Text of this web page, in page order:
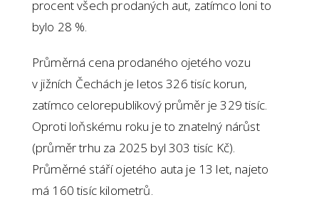
procent všech prodaných aut, zatímco loni to
bylo 28 %.
Průměrná cena prodaného ojetého vozu
v jižních Čechách je letos 326 tisíc korun,
zatímco celorepublikový průměr je 329 tisíc.
Oproti loňskému roku je to znatelný nárůst
(průměr trhu za 2025 byl 303 tisíc Kč).
Průměrné stáří ojetého auta je 13 let, najeto
má 160 tisíc kilometrů.